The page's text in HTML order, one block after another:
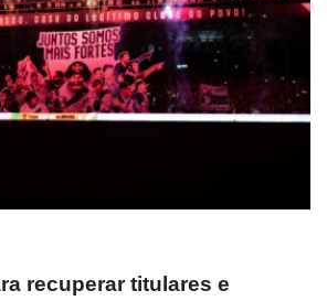
recuperar titulares e